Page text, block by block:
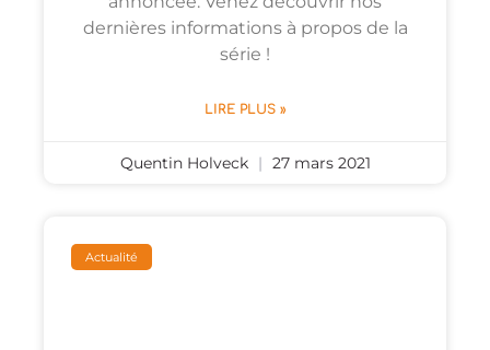
dernières informations à propos de la
série !
LIRE PLUS »
Quentin Holveck 27 mars 2021
Actualité